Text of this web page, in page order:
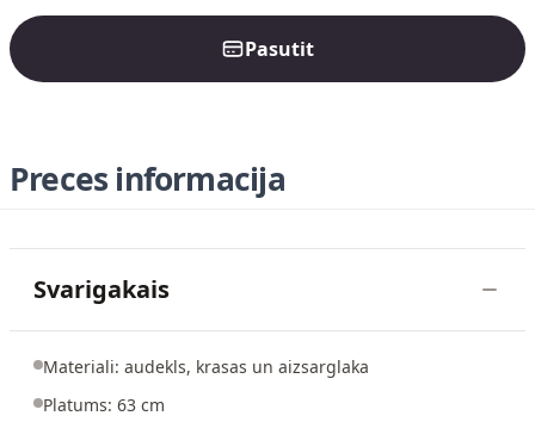
Pasutit
Preces informacija
Svarigakais
Materiali: audekls, krasas un aizsarglaka
Platums: 63 cm